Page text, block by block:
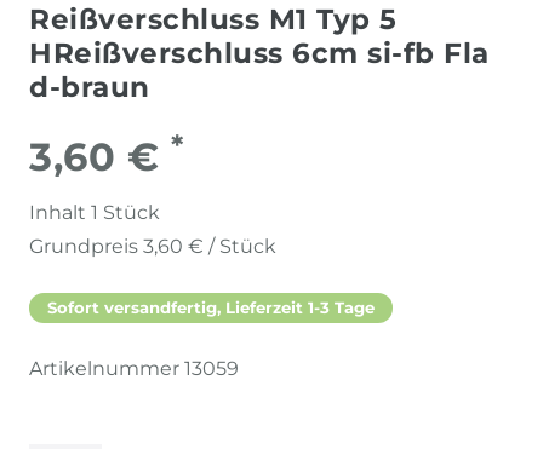
Reißverschluss M1 Typ 5
HReißverschluss 6cm si-fb Fla
d-braun
3,60 € *
Inhalt 1 Stück
Grundpreis 3,60 € / Stück
Sofort versandfertig, Lieferzeit 1-3 Tage
Artikelnummer 13059